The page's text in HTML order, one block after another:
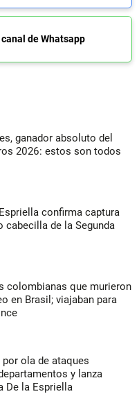
de Whatsapp
ganador absoluto del
2026: estos son todos
confirma captura
cabecilla de la Segunda
colombianas que murieron
en Brasil; viajaban para
ola de ataques
y lanza
De la Espriella